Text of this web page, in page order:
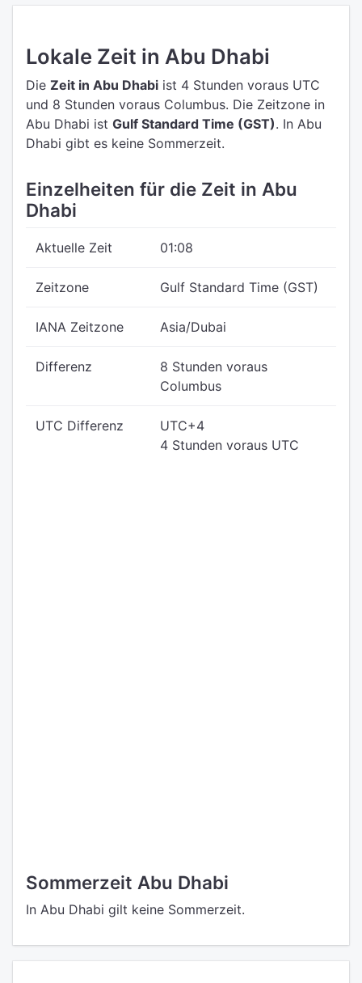
Lokale Zeit in Abu Dhabi
Die Zeit in Abu Dhabi ist 4 Stunden voraus UTC
und 8 Stunden voraus Columbus. Die Zeitzone in
Abu Dhabi ist Gulf Standard Time (GST). In Abu
Dhabi gibt es keine Sommerzeit.
Einzelheiten für die Zeit in Abu
Dhabi
Aktuelle Zeit 01:08
Zeitzone Gulf Standard Time (GST)
IANA Zeitzone Asia/Dubai
Differenz
8 Stunden voraus
Columbus
UTC Differenz
UTC+4
4 Stunden voraus UTC
Sommerzeit Abu Dhabi
In Abu Dhabi gilt keine Sommerzeit.